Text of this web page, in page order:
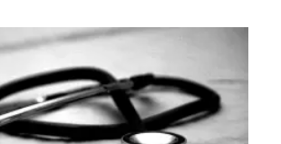
بزنید. شنوانده رادیو صدای زندگی
را پشتنید. فریبه سوی هما دید. کل
دسترخان ششته بودن. فریبه متوجه
هما نه نان می‌خورد و نه با کسی گب
دختر عادی بود. او بیشتر اوقات